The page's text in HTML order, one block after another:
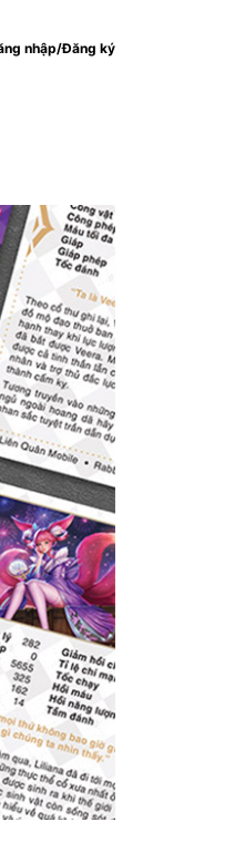
nhập/Đăng ký